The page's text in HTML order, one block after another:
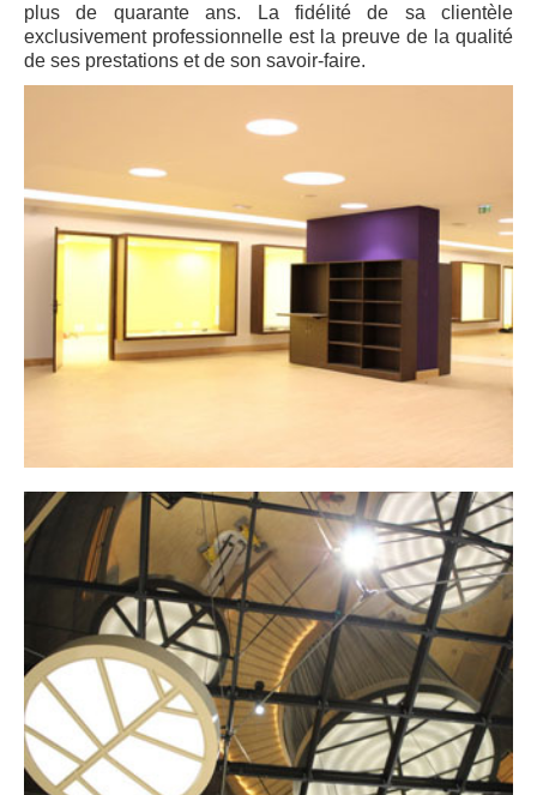
plus de quarante ans. La fidélité de sa clientèle
exclusivement professionnelle est la preuve de la qualité
de ses prestations et de son savoir-faire.